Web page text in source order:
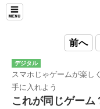
前へ
デジタル
スマホじゃゲームが楽し
手に入れよう
これが同じゲー